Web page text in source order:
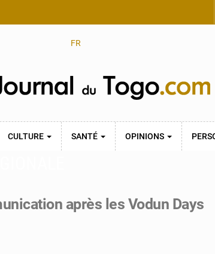
FR
CULTURE SANTÉ OPINIONS
après les Vodun Days